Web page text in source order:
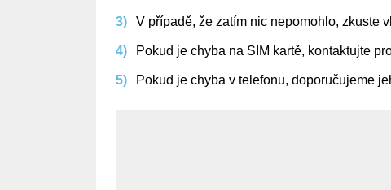
V případě, že zatím nic nepomohlo, zkuste
Pokud je chyba na SIM kartě, kontaktujte
Pokud je chyba v telefonu, doporučujeme